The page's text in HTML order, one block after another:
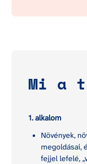
Mi a
1. alkalom
Növények,
megoldásai,
fejjel lefelé,